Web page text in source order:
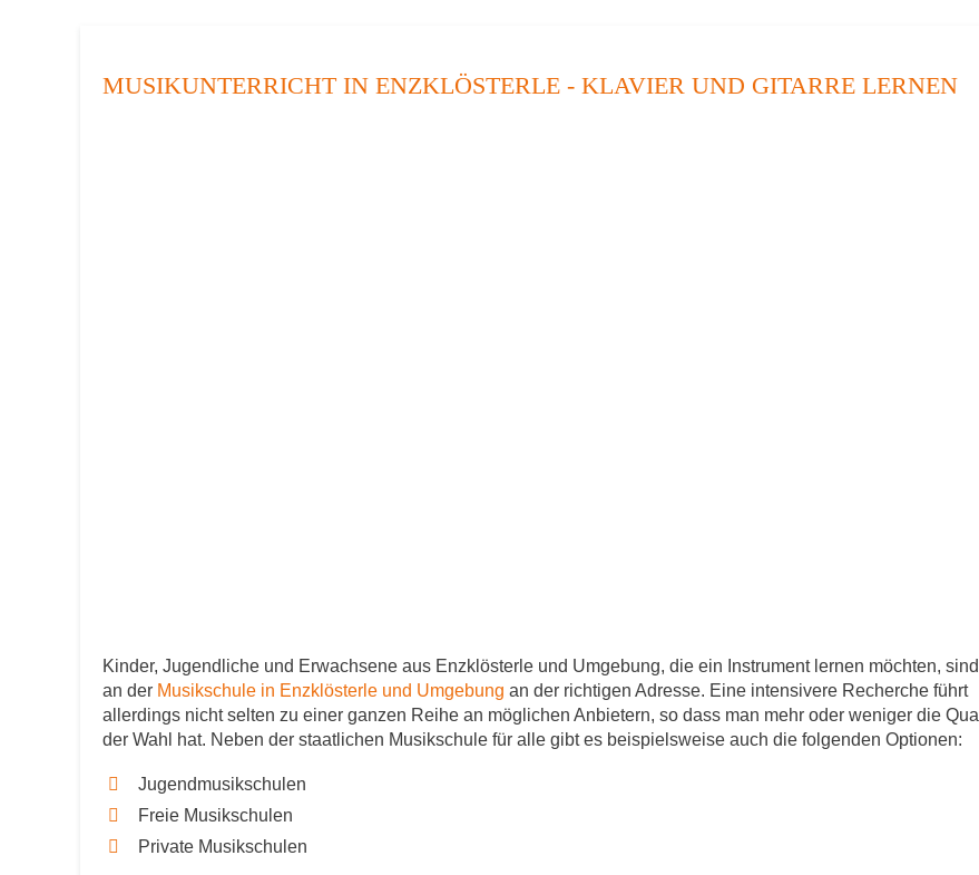
MUSIKUNTERRICHT IN ENZKLÖSTERLE - KLAVIER UND GITARRE LERNEN
Kinder, Jugendliche und Erwachsene aus Enzklösterle und Umgebung, die ein Instrument lernen möchten, sind
an der Musikschule in Enzklösterle und Umgebung an der richtigen Adresse. Eine intensivere Recherche führt
allerdings nicht selten zu einer ganzen Reihe an möglichen Anbietern, so dass man mehr oder weniger die Qual
der Wahl hat. Neben der staatlichen Musikschule für alle gibt es beispielsweise auch die folgenden Optionen:
Jugendmusikschulen
Freie Musikschulen
Private Musikschulen